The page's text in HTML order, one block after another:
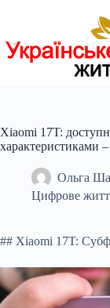
Xiaomi 17T:
характеристиками –
Ольга
Цифрове
## Xiaomi 17T: